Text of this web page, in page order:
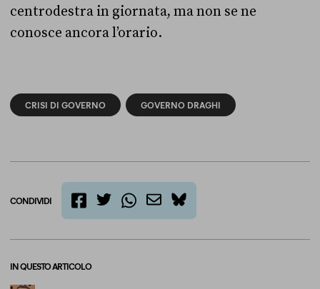
centrodestra in giornata, ma non se ne
conosce ancora l’orario.
CRISI DI GOVERNO GOVERNO DRAGHI
CONDIVIDI
bluesky
IN QUESTO ARTICOLO